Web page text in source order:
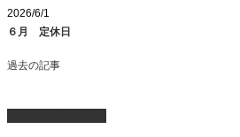
2026/6/1
６月 定休日
過去の記事